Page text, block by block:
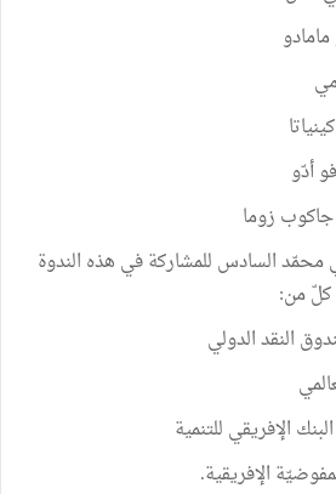
أدّو
زوما
محمّد السادس للمشاركة في هذه الندوة
من:
النقد الدولي
الإفريقي للتنمية
الإفريقية.